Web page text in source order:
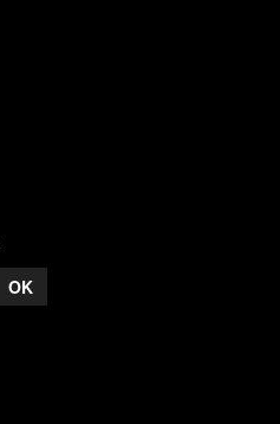
OK